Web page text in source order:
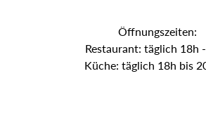
Öffnungszeiten:
Restaurant: täglich 18h
Küche: täglich 18h bis